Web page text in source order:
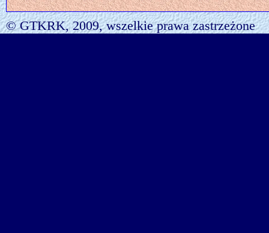
© GTKRK, 2009, wszelkie prawa zastrzeżone